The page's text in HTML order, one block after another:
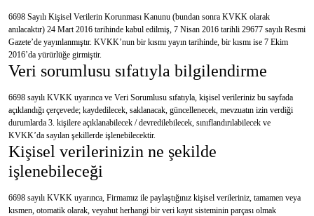
6698 Sayılı Kişisel Verilerin Korunması Kanunu (bundan sonra KVKK olarak
anılacaktır) 24 Mart 2016 tarihinde kabul edilmiş, 7 Nisan 2016 tarihli 29677 sayılı Resmi
Gazete’de yayınlanmıştır. KVKK’nun bir kısmı yayın tarihinde, bir kısmı ise 7 Ekim
2016’da yürürlüğe girmiştir.
Veri sorumlusu sıfatıyla bilgilendirme
6698 sayılı KVKK uyarınca ve Veri Sorumlusu sıfatıyla, kişisel verileriniz bu sayfada
açıklandığı çerçevede; kaydedilecek, saklanacak, güncellenecek, mevzuatın izin verdiği
durumlarda 3. kişilere açıklanabilecek / devredilebilecek, sınıflandırılabilecek ve
KVKK’da sayılan şekillerde işlenebilecektir.
Kişisel verilerinizin ne şekilde
işlenebileceği
6698 sayılı KVKK uyarınca, Firmamız ile paylaştığınız kişisel verileriniz, tamamen veya
kısmen, otomatik olarak, veyahut herhangi bir veri kayıt sisteminin parçası olmak